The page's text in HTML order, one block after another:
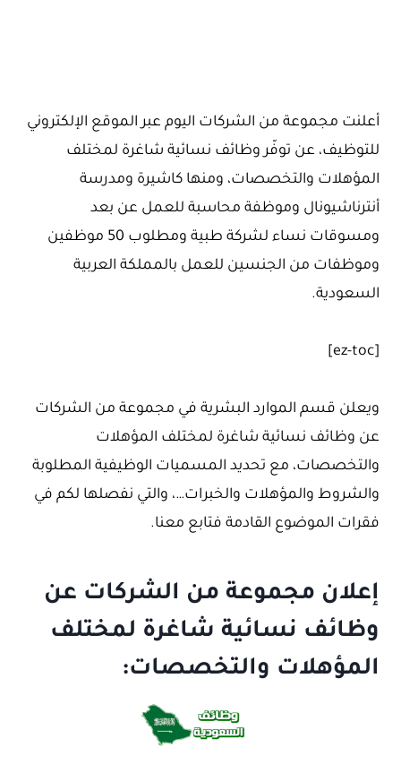
أعلنت مجموعة من الشركات اليوم عبر الموقع الإلكتروني
للتوظيف، عن توفّر وظائف نسائية شاغرة لمختلف
المؤهلات والتخصصات، ومنها كاشيرة ومدرسة
أنترناشيونال وموظفة محاسبة للعمل عن بعد
ومسوقات نساء لشركة طبية ومطلوب 50 موظفين
وموظفات من الجنسين للعمل بالمملكة العربية
السعودية.
[ez-toc]
ويعلن قسم الموارد البشرية في مجموعة من الشركات
عن وظائف نسائية شاغرة لمختلف المؤهلات
والتخصصات، مع تحديد المسميات الوظيفية المطلوبة
والشروط والمؤهلات والخبرات…، والتي نفصلها لكم في
فقرات الموضوع القادمة فتابع معنا.
إعلان مجموعة من الشركات عن
وظائف نسائية شاغرة لمختلف
المؤهلات والتخصصات: